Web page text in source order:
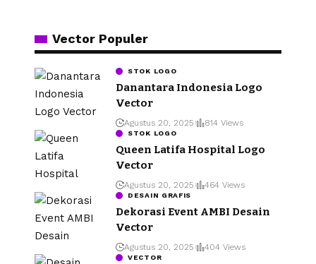
Vector Populer
STOK LOGO
Danantara Indonesia Logo
Vector
Agustus 20, 2025 814 Views
STOK LOGO
Queen Latifa Hospital Logo
Vector
Agustus 20, 2025 464 Views
DESAIN GRAFIS
Dekorasi Event AMBI Desain
Vector
Agustus 20, 2025 404 Views
VECTOR